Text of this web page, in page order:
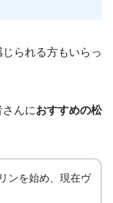
られる方もいらっ
んにおすすめの松
ンを始め、現在ヴ